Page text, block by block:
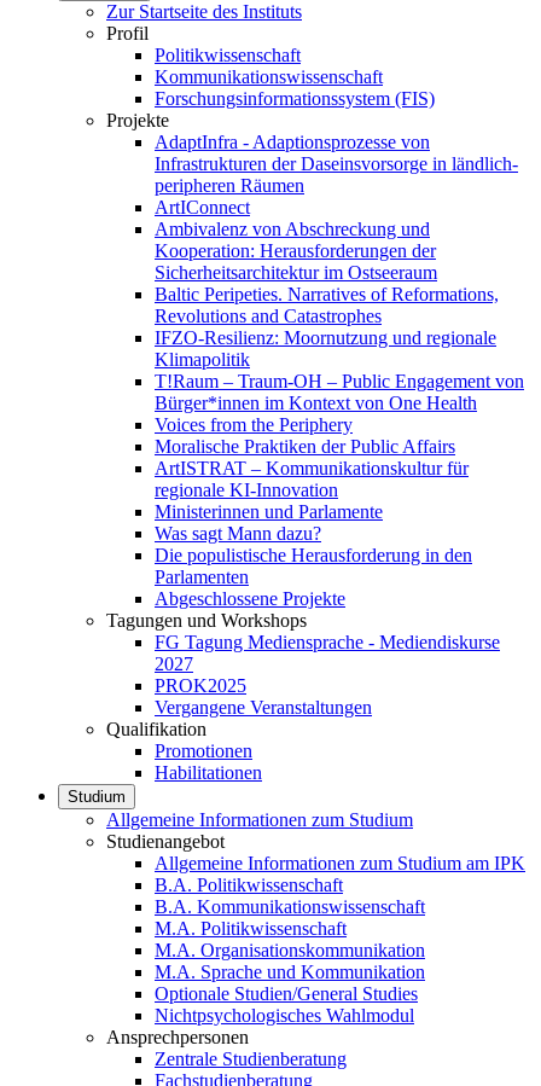
Zur Startseite des Instituts
Profil
Politikwissenschaft
Kommunikationswissenschaft
Forschungsinformationssystem (FIS)
Projekte
AdaptInfra - Adaptionsprozesse von
Infrastrukturen der Daseinsvorsorge in ländlich-
peripheren Räumen
ArtIConnect
Ambivalenz von Abschreckung und
Kooperation: Herausforderungen der
Sicherheitsarchitektur im Ostseeraum
Baltic Peripeties. Narratives of Reformations,
Revolutions and Catastrophes
IFZO-Resilienz: Moornutzung und regionale
Klimapolitik
T!Raum – Traum-OH – Public Engagement von
Bürger*innen im Kontext von One Health
Voices from the Periphery
Moralische Praktiken der Public Affairs
ArtISTRAT – Kommunikationskultur für
regionale KI-Innovation
Ministerinnen und Parlamente
Was sagt Mann dazu?
Die populistische Herausforderung in den
Parlamenten
Abgeschlossene Projekte
Tagungen und Workshops
FG Tagung Mediensprache - Mediendiskurse
2027
PROK2025
Vergangene Veranstaltungen
Qualifikation
Promotionen
Habilitationen
Studium
Allgemeine Informationen zum Studium
Studienangebot
Allgemeine Informationen zum Studium am IPK
B.A. Politikwissenschaft
B.A. Kommunikationswissenschaft
M.A. Politikwissenschaft
M.A. Organisationskommunikation
M.A. Sprache und Kommunikation
Optionale Studien/General Studies
Nichtpsychologisches Wahlmodul
Ansprechpersonen
Zentrale Studienberatung
Fachstudienberatung